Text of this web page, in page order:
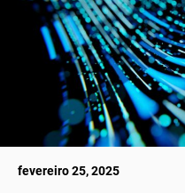
fevereiro 25, 2025